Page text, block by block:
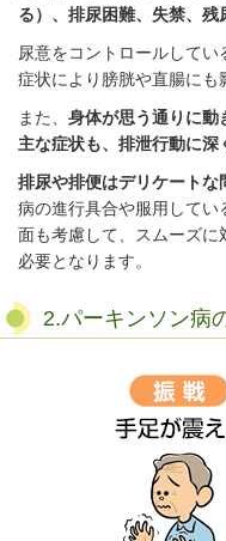
る）、排尿困難、失禁、残
尿意をコントロールして
症状により膀胱や直腸にも
また、 身体が思う通りに動
主な症状も、排泄行動に深
排尿や排便はデリケートな
病の進行具合や服用してい
面も考慮して、スムーズ
必要となります。
2.パーキンソン病